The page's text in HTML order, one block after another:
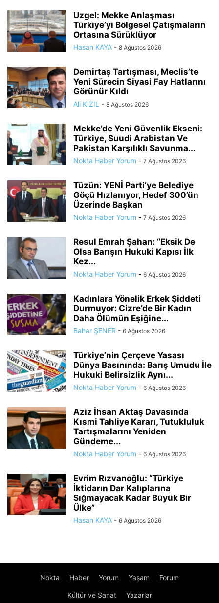
Uzgel: Mekke Anlaşması
Türkiye’yi Bölgesel Çatışmaların
Ortasına Sürüklüyor
Hasan KAYA - 8 Ağustos 2026
Demirtaş Tartışması, Meclis’te
Yeni Sürecin Siyasi Fay Hatlarını
Görünür Kıldı
Ali KIZIL - 8 Ağustos 2026
Mekke’de Yeni Güvenlik Ekseni:
Türkiye, Suudi Arabistan Ve
Pakistan Karşılıklı Savunma...
Nokta Haber Yorum - 7 Ağustos 2026
Tüzün: YENİ Parti’ye Belediye
Göçü Hızlanıyor, Hedef 300’ün
Üzerinde Başkan
Nokta Haber Yorum - 7 Ağustos 2026
Resul Emrah Şahan: “Eksik De
Olsa Barışın Hukuki Kapısı İlk
Kez...
Nokta Haber Yorum - 6 Ağustos 2026
Kadınlara Yönelik Erkek Şiddeti
Durmuyor: Cizre’de Bir Kadın
Daha Ölümün Eşiğine...
Bahar ŞENER - 6 Ağustos 2026
Türkiye’nin Çerçeve Yasası
Dünya Basınında: Barış Umudu İle
Hukuki Belirsizlik Aynı...
Nokta Haber Yorum - 6 Ağustos 2026
Aziz İhsan Aktaş Davasında
Kısmi Tahliye Kararı, Tutukluluk
Tartışmalarını Yeniden
Gündeme...
Nokta Haber Yorum - 6 Ağustos 2026
Evrim Rızvanoğlu: “Türkiye
İktidarın Dar Kalıplarına
Sığmayacak Kadar Büyük Bir
Ülke”
Hasan KAYA - 6 Ağustos 2026
Nokta Haber Yorum Yaşam Forum
Kültür ve Sanat Yazarlar